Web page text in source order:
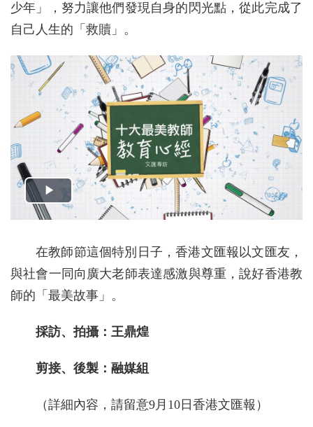
少年」，努力讓他們發現自身的閃光點，從此完成了
自己人生的「救贖」。
在教師節這個特別日子，香港文匯報以文匯友，
與社會一同向廣大老師表達感激與尊重，說好香港教
師的「最美故事」。
採訪、拍攝：王鼎煌
剪接、後製：融媒組
（詳細內容，請留意9月10日香港文匯報）